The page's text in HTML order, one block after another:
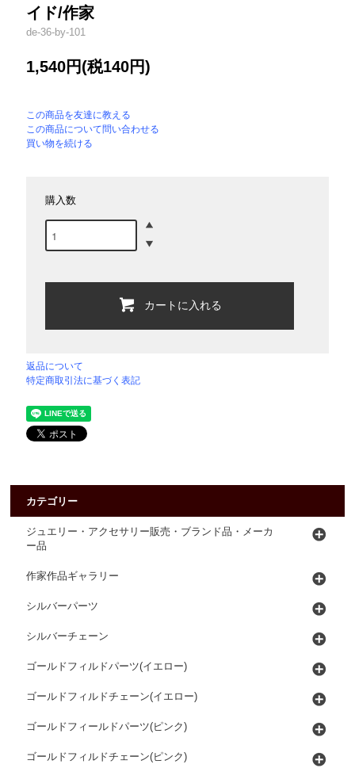
イド/作家
de-36-by-101
1,540円(税140円)
この商品を友達に教える
この商品について問い合わせる
買い物を続ける
購入数
カートに入れる
返品について
特定商取引法に基づく表記
カテゴリー
ジュエリー・アクセサリー販売・ブランド品・メーカ
ー品
作家作品ギャラリー
シルバーパーツ
シルバーチェーン
ゴールドフィルドパーツ(イエロー)
ゴールドフィルドチェーン(イエロー)
ゴールドフィールドパーツ(ピンク)
ゴールドフィルドチェーン(ピンク)